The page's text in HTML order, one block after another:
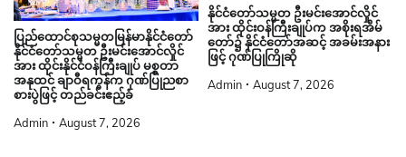
ပြည်ထောင်စုသမ္မတမြန်မာနိုင်ငံတော်
နိုင်ငံတော်သမ္မတ ဦးမင်းအောင်လှိုင်
အား ထိုင်းနိုင်ငံဝန်ကြီးချုပ် မစ္စတာ
အနုထင် ချာဝီရကွန်က ဂုဏ်ပြုညစာ
စားပွဲဖြင့် တည်ခင်းဧည့်ခံ
Admin August 7, 2026
နိုင်ငံတော်သမ္မတ ဦးမင်းအောင်လှိုင်
အား ထိုင်းဝန်ကြီးချုပ်က အစိုးရအိမ်
တော်၌ နိုင်ငံတော်အဆင့် အခမ်းအနား
ဖြင့် ဂုဏ်ပြုကြိုဆို
Admin August 7, 2026